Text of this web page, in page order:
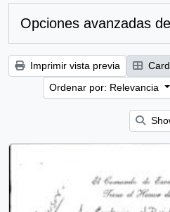
Opciones avanzadas
Imprimir vista previa
Ordenar por: Relevancia